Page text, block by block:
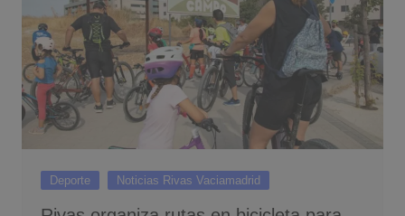
Deporte Noticias Rivas Vaciamadrid